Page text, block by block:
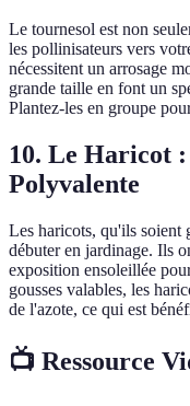
Le tournesol est non
les pollinisateurs vers
nécessitent un arrosage
grande taille en font un
Plantez-les en groupe
10. Le Haricot
Polyvalente
Les haricots, qu'ils soient
débuter en jardinage. Ils
exposition ensoleillée
gousses valables, les
de l'azote, ce qui est
📺 Ressource